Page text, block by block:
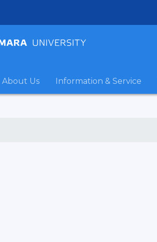
About Us Information & Service